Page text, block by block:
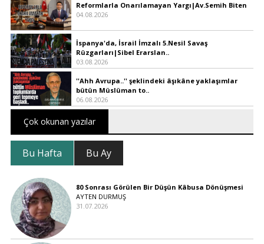
Reformlarla Onarılamayan Yargı|Av.Semih Biten
04.08.2026
İspanya'da, İsrail İmzalı 5.Nesil Savaş
Rüzgarları|Sibel Erarslan..
03.08.2026
''Ahh Avrupa..'' şeklindeki âşıkâne yaklaşımlar
bütün Müslüman to..
06.08.2026
Çok okunan yazılar
Bu Hafta Bu Ay
80 Sonrası Görülen Bir Düşün Kâbusa Dönüşmesi
AYTEN DURMUŞ
31.07.2026